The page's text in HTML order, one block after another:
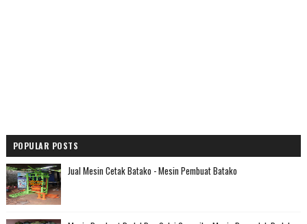
POPULAR POSTS
Jual Mesin Cetak Batako - Mesin Pembuat Batako